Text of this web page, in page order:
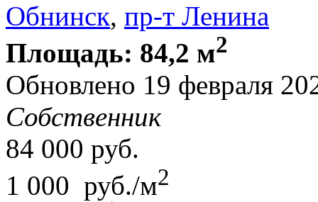
Обнинск, пр-т Ленина
Площадь: 84,2 м2
Обновлено 19 февраля
Собственник
84 000 руб.
1 000 руб./м2